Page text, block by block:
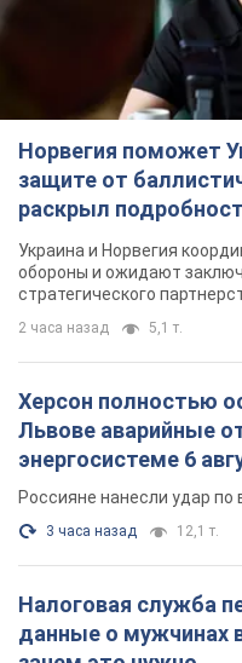
Украина и Норвегия
обороны и ожидают
стратегического
5,1 т.
Херсон полностью
Львове аварийные
энергосистеме 6
Россияне нанесли удар
3 часа назад 12,1 т.
Налоговая служба
данные о мужчинах в
зачем это нужно
Это необходимо для
час назад 3,0 т.